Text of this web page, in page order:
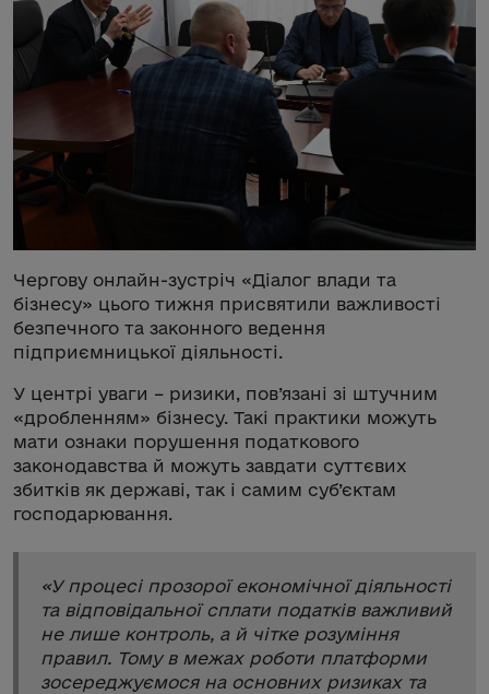
Чергову онлайн-зустріч «Діалог влади та
бізнесу» цього тижня присвятили важливості
безпечного та законного ведення
підприємницької діяльності.
У центрі уваги – ризики, пов’язані зі штучним
«дробленням» бізнесу. Такі практики можуть
мати ознаки порушення податкового
законодавства й можуть завдати суттєвих
збитків як державі, так і самим суб’єктам
господарювання.
«У процесі прозорої економічної діяльності
та відповідальної сплати податків важливий
не лише контроль, а й чітке розуміння
правил. Тому в межах роботи платформи
зосереджуємося на основних ризиках та